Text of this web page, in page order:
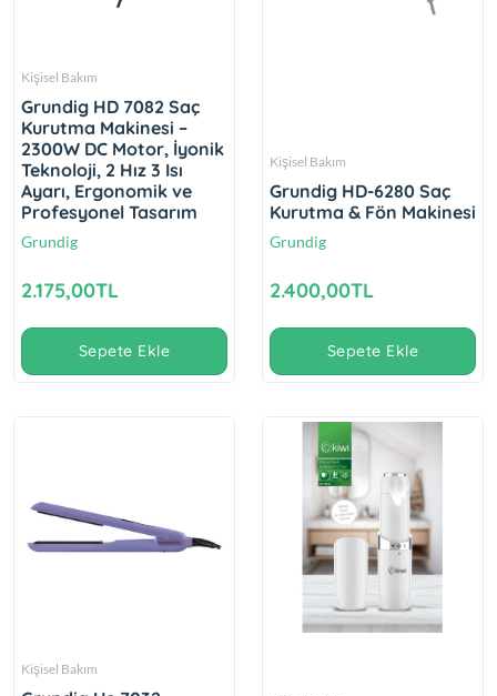
Kişisel Bakım
Grundig HD 7082 Saç
Kurutma Makinesi –
2300W DC Motor, İyonik
Teknoloji, 2 Hız 3 Isı
Ayarı, Ergonomik ve
Profesyonel Tasarım
Grundig
2.175,00TL
Sepete Ekle
Kişisel Bakım
Grundig HD-6280 Saç
Kurutma & Fön Makinesi
Grundig
2.400,00TL
Sepete Ekle
Kişisel Bakım